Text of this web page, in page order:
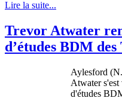
Lire la suite...
Trevor Atwater
d’études BDM
Aylesford
Atwater s'est
d'études